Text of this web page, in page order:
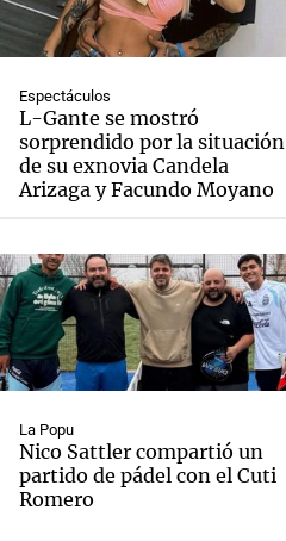
Espectáculos
L-Gante se mostró
sorprendido por la situación
de su exnovia Candela
Arizaga y Facundo Moyano
La Popu
Nico Sattler compartió un
partido de pádel con el Cuti
Romero
Notas